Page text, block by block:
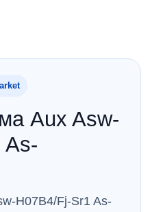
Aux Asw-
As-
H07B4/Fj-Sr1 As-